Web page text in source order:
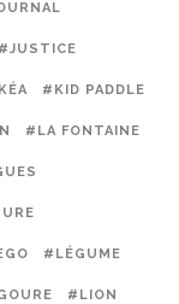
#JUSTICE
#KID PADDLE
#LA FONTAINE
#LÉGUME
#LION